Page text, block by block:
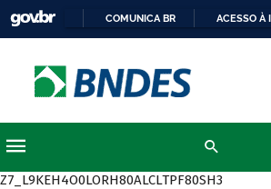
COMUNICA BR ACESSO À
Z7_L9KEH4O0LORH80ALCLTPF80SH3